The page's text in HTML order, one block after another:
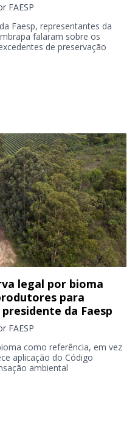
FAESP
Faesp, representantes da
falaram sobre os
de preservação
legal por bioma
para
da Faesp
FAESP
como referência, em vez
aplicação do Código
ambiental